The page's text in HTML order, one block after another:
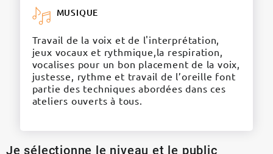
MUSIQUE
Travail de la voix et de l'interprétation,
jeux vocaux et rythmique,la respiration,
vocalises pour un bon placement de la voix,
justesse, rythme et travail de l’oreille font
partie des techniques abordées dans ces
ateliers ouverts à tous.
Je sélectionne le niveau et le public